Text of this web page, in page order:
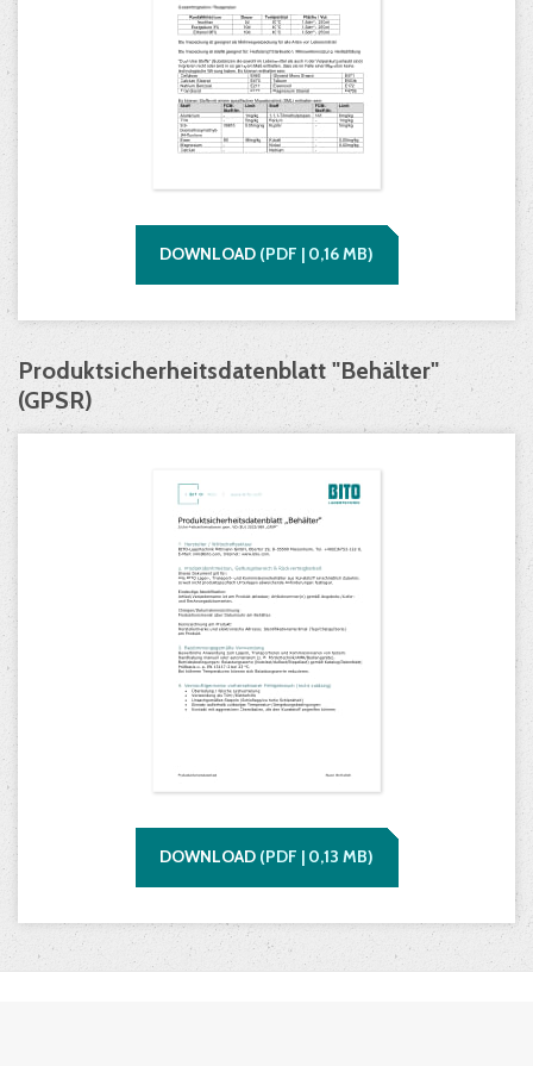
DOWNLOAD (PDF | 0,16MB)
Produktsicherheitsdatenblatt "Behälter"
(GPSR)
DOWNLOAD (PDF | 0,13 MB)